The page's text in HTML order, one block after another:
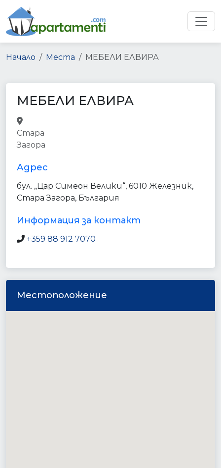
Начало Места МЕБЕЛИ ЕЛВИРА
МЕБЕЛИ ЕЛВИРА
Стара
Загора
Адрес
бул. „Цар Симеон Велики“, 6010 Железник,
Стара Загора, България
Информация за контакт
+359 88 912 7070
Местоположение